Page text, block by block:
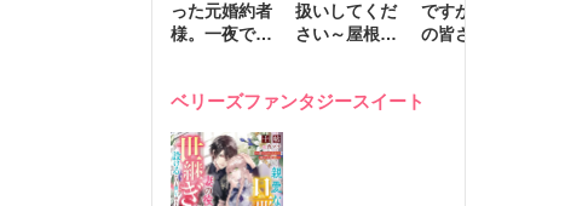
った元婚約者
様。一夜で大
ました２
扱いしてくだ
さい～屋根裏
動かす万能令
ですが、王家
の皆さんお忘
れ才女の辺境
ベリーズファンタジースイート